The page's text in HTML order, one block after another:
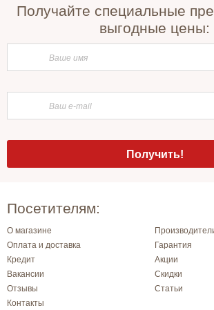
Получайте специальные
выгодные цены:
Посетителям:
О магазине
Оплата и доставка
Гарантия
Кредит
Акции
Вакансии
Скидки
Отзывы
Статьи
Контакты